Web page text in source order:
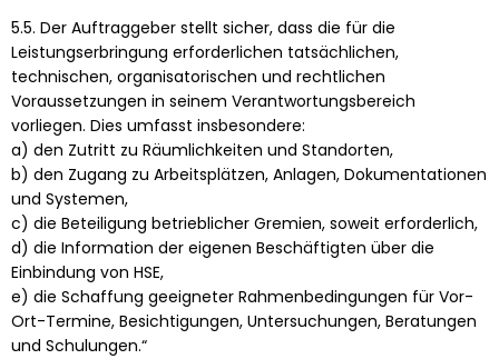
5.5. Der Auftraggeber stellt sicher, dass die für die
Leistungserbringung erforderlichen tatsächlichen,
technischen, organisatorischen und rechtlichen
Voraussetzungen in seinem Verantwortungsbereich
vorliegen. Dies umfasst insbesondere:
a) den Zutritt zu Räumlichkeiten und Standorten,
b) den Zugang zu Arbeitsplätzen, Anlagen, Dokumentationen
und Systemen,
c) die Beteiligung betrieblicher Gremien, soweit erforderlich,
d) die Information der eigenen Beschäftigten über die
Einbindung von HSE,
e) die Schaffung geeigneter Rahmenbedingungen für Vor-
Ort-Termine, Besichtigungen, Untersuchungen, Beratungen
und Schulungen.“